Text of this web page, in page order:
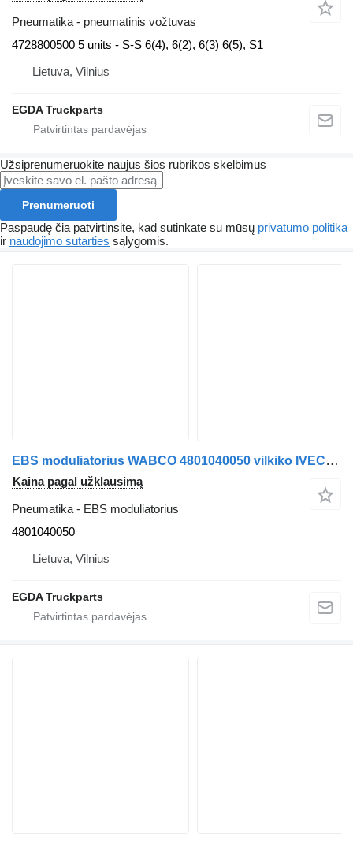
Pneumatika - pneumatinis vožtuvas
4728800500 5 units - S-S 6(4), 6(2), 6(3) 6(5), S1
Lietuva, Vilnius
EGDA Truckparts
Užsiprenumeruokite naujus šios rubrikos skelbimus
Prenumeruoti
Paspaudę čia patvirtinsite, kad sutinkate su mūsų privatumo politika
ir naudojimo sutarties sąlygomis.
EBS moduliatorius WABCO 4801040050 vilkiko IVECO STRALIS 6
Kaina pagal užklausimą
Pneumatika - EBS moduliatorius
4801040050
Lietuva, Vilnius
EGDA Truckparts